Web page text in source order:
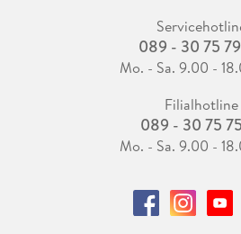
089 - 30 75
Mo. - Sa. 9.00 -
Filialhotline
089 - 30 75
Mo. - Sa. 9.00 -